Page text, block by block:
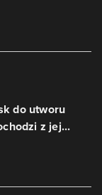
do utworu
z jej...